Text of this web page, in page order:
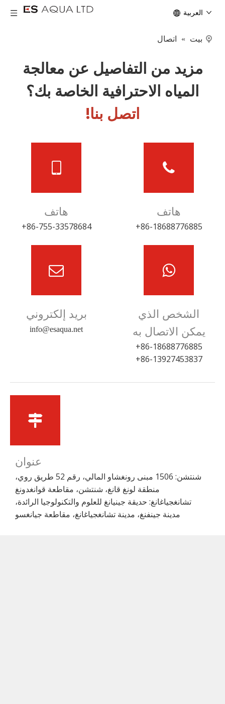
العربية
بيت » اتصال
مزيد من التفاصيل عن معالجة
المياه الاحترافية الخاصة بك؟
اتصل بنا!
هاتف
86-755-33578684+
هاتف
86-18688776885+
بريد إلكتروني
info@esaqua.net
الشخص الذي
يمكن الاتصال به
86-18688776885+
86-13927453837+
عنوان
شنتشن: 1506 مبنى رونغشاو المالي، رقم 52 طريق روي،
منطقة لونغ قانغ، شنتشن، مقاطعة قوانغدونغ
تشانغجياغانغ: حديقة جينيانغ للعلوم والتكنولوجيا الرائدة،
مدينة جينفنغ، مدينة تشانغجياغانغ، مقاطعة جيانغسو